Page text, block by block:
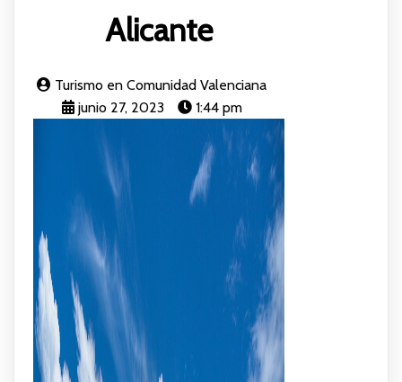
Alicante
Turismo en Comunidad Valenciana
junio 27, 2023
1:44 pm